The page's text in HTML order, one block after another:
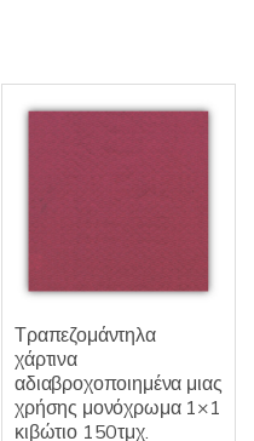
Τραπεζομάντηλα
χάρτινα
αδιαβροχοποιημένα μιας
χρήσης μονόχρωμα 1×1
κιβώτιο 150τμχ.